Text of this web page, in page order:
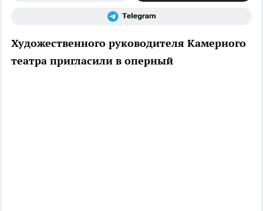
Художественного руководителя Камерного
театра пригласили в оперный